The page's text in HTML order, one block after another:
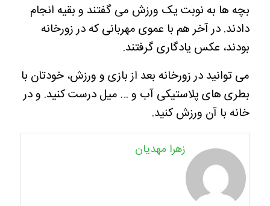
بچه ها به نوبت یک ورزش می گفتند و بقیه انجام
دادند. در آخر هم با عموی مهربانی که در زورخانه
بودند، عکس یادگاری گرفتند.
می توانید در زورخانه بعد از بازی و ورزش، خودتان با
بطری های پلاستیکی آب و … میل درست کنید. و در
خانه با آن ورزش کنید.
زهرا مهدیان